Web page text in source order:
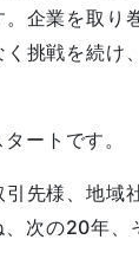
企業を取り
挑戦を続け
ートです。
先様、地域
次の20年、